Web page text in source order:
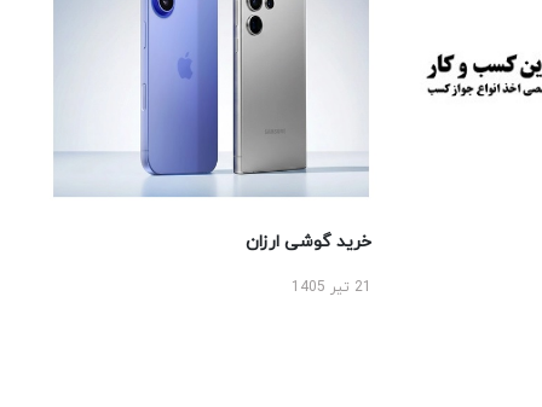
خرید گوشی ارزان